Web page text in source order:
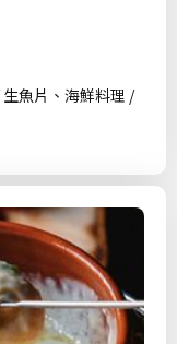
魚片、海鮮料理 /